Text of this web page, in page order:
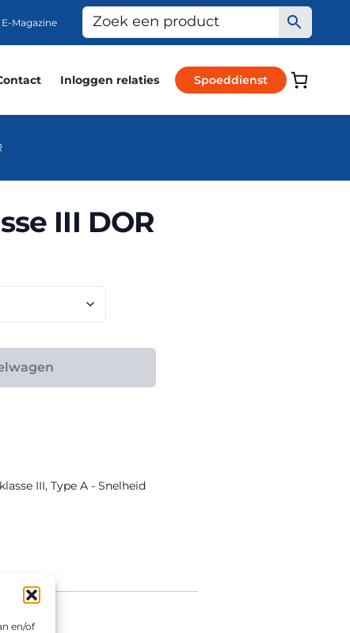
en/of
E-Magazine
Inloggen relaties Spoeddienst
III DOR
III, Type A - Snelheid